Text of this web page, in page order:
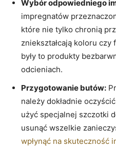
Wybór odpowiedniego
impregnatów
które nie tylko chronią
zniekształcają koloru czy
były to produkty
odcieniach.
Przygotowanie butów:
należy dokładnie
użyć specjalnej szczotki
usunąć wszelkie
wpłynąć na skuteczność